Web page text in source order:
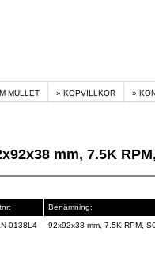
MULLET KÖPVILLKOR
mm, 7.5K
Benämning:
0138L4 92x92x38 mm, 7.5K RPM,